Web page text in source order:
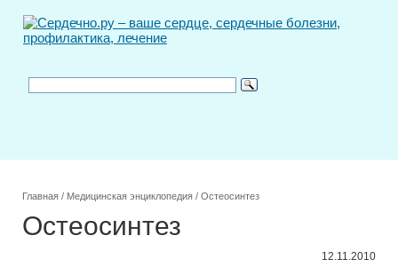
Главная / Медицинская энциклопедия / Остеосинтез
Остеосинтез
12.11.2010